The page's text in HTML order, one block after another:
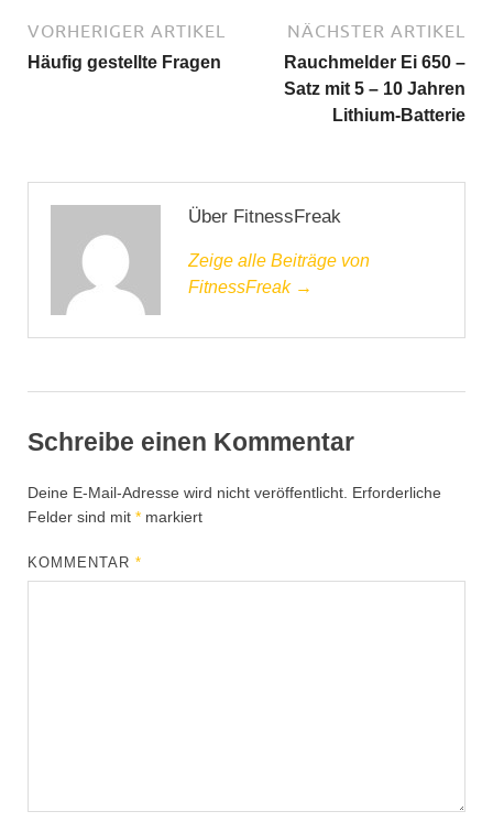
VORHERIGER ARTIKEL
Häufig gestellte Fragen
NÄCHSTER ARTIKEL
Rauchmelder Ei 650 –
Satz mit 5 – 10 Jahren
Lithium-Batterie
Über FitnessFreak
Zeige alle Beiträge von
FitnessFreak →
Schreibe einen Kommentar
Deine E-Mail-Adresse wird nicht veröffentlicht. Erforderliche
Felder sind mit * markiert
KOMMENTAR*